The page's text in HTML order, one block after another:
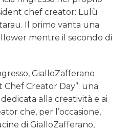
chef creator: Lulù
Il primo vanta una
mentre il secondo di
GialloZafferano
Chef Creator Day”: una
alla creatività e ai
che, per l’occasione,
di GialloZafferano,